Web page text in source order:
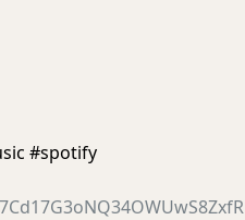
#spotify